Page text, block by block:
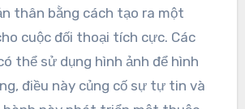
thân bằng cách tạo ra một
cuộc đối thoại tích cực. Các
thể sử dụng hình ảnh để hình
điều này củng cố sự tự tin và